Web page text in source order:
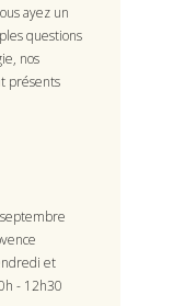
ayez un
questions
nos
présents
et
- 12h30